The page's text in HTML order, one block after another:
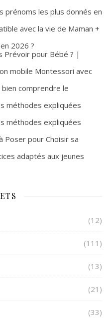
prénoms les plus donnés en
avec la vie de Maman +
2026 ?
Prévoir pour Bébé ? |
mobile Montessori avec
comprendre le
méthodes expliquées
méthodes expliquées
Poser pour Choisir sa
adaptés aux jeunes
(12)
(111)
(13)
(21)
(33)